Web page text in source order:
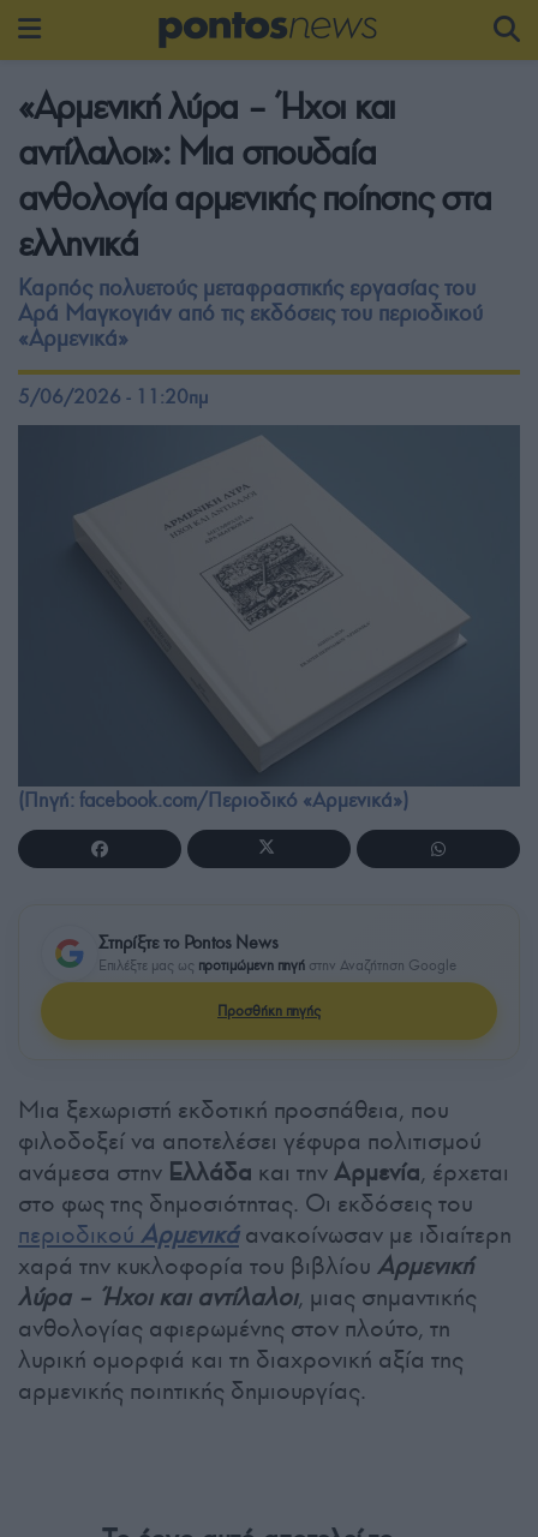
«Αρμενική λύρα – Ήχοι και
αντίλαλοι»: Μια σπουδαία
ανθολογία αρμενικής ποίησης στα
ελληνικά
Καρπός πολυετούς μεταφραστικής εργασίας του
Αρά Μαγκογιάν από τις εκδόσεις του περιοδικού
«Αρμενικά»
5/06/2026 - 11:20πμ
(Πηγή: facebook.com/Περιοδικό «Αρμενικά»)
Στηρίξτε το Pontos News
Επιλέξτε μας ως προτιμώμενη πηγή στην Αναζήτηση Google
Προσθήκη πηγής
Μια ξεχωριστή εκδοτική προσπάθεια, που
φιλοδοξεί να αποτελέσει γέφυρα πολιτισμού
ανάμεσα στην Ελλάδα και τηνΑρμενία, έρχεται
στο φως της δημοσιότητας. Οι εκδόσεις του
περιοδικού Αρμενικάανακοίνωσαν με ιδιαίτερη
χαρά την κυκλοφορία του βιβλίου Αρμενική
λύρα – Ήχοι και αντίλαλοι, μιας σημαντικής
ανθολογίας αφιερωμένης στον πλούτο, τη
λυρική ομορφιά και τη διαχρονική αξία της
αρμενικής ποιητικής δημιουργίας.